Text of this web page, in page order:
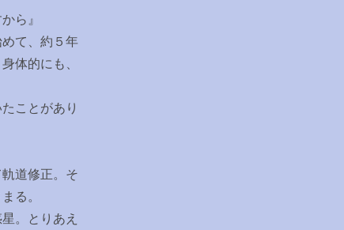
ら』
て、約５年
体的にも、
ことがあり
道修正。そ
る。
。とりあえ